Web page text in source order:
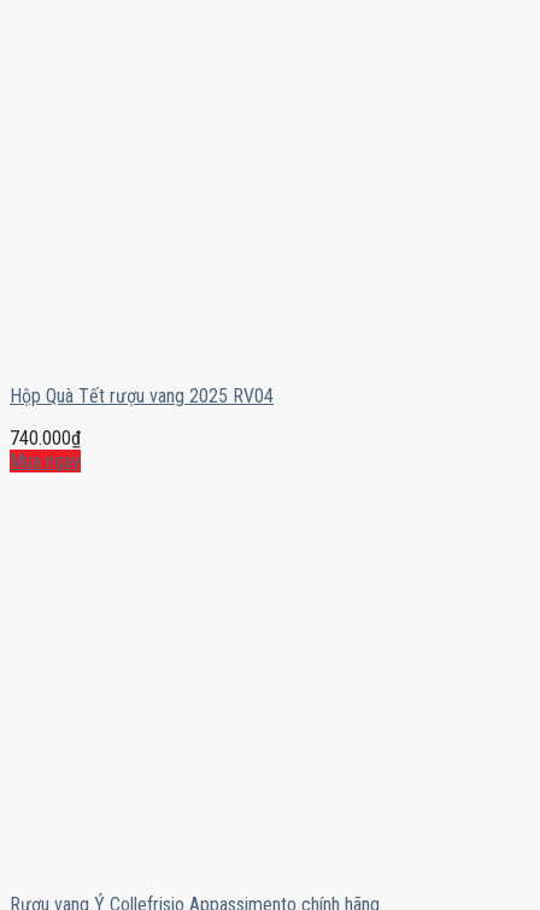
Hộp Quà Tết rượu vang 2025 RV04
740.000₫
Mua ngay
Rượu vang Ý Collefrisio Appassimento chính hãng